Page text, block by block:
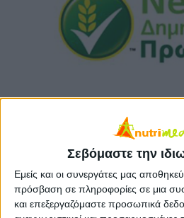
Σεβόμαστε την
Εμείς και οι συνεργάτες μας
πρόσβαση σε πληροφορίες σε μια
και επεξεργαζόμαστε προσωπικά
Νέα παιδικά δημητριακά της
και βιταμίνη D
Τα παιδικά δημητριακά τηςNestlé®,
ισορροπημένο παιδικό πρωινό γεύμα,